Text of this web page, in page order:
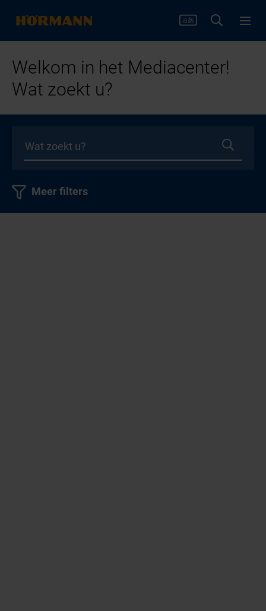
Welkom in het Mediacenter!
Wat zoekt u?
Meer filters